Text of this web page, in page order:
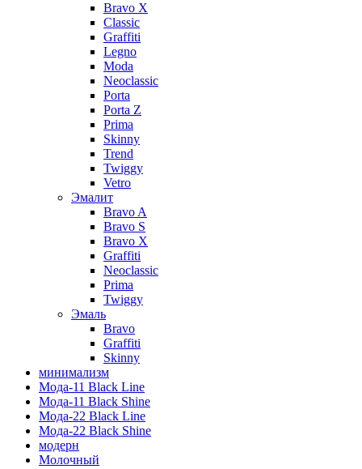
Bravo X
Classic
Graffiti
Legno
Moda
Neoclassic
Porta
Porta Z
Prima
Skinny
Trend
Twiggy
Vetro
Эмалит
Bravo A
Bravo S
Bravo X
Graffiti
Neoclassic
Prima
Twiggy
Эмаль
Bravo
Graffiti
Skinny
минимализм
Мода-11 Black Line
Мода-11 Black Shine
Мода-22 Black Line
Мода-22 Black Shine
модерн
Молочный